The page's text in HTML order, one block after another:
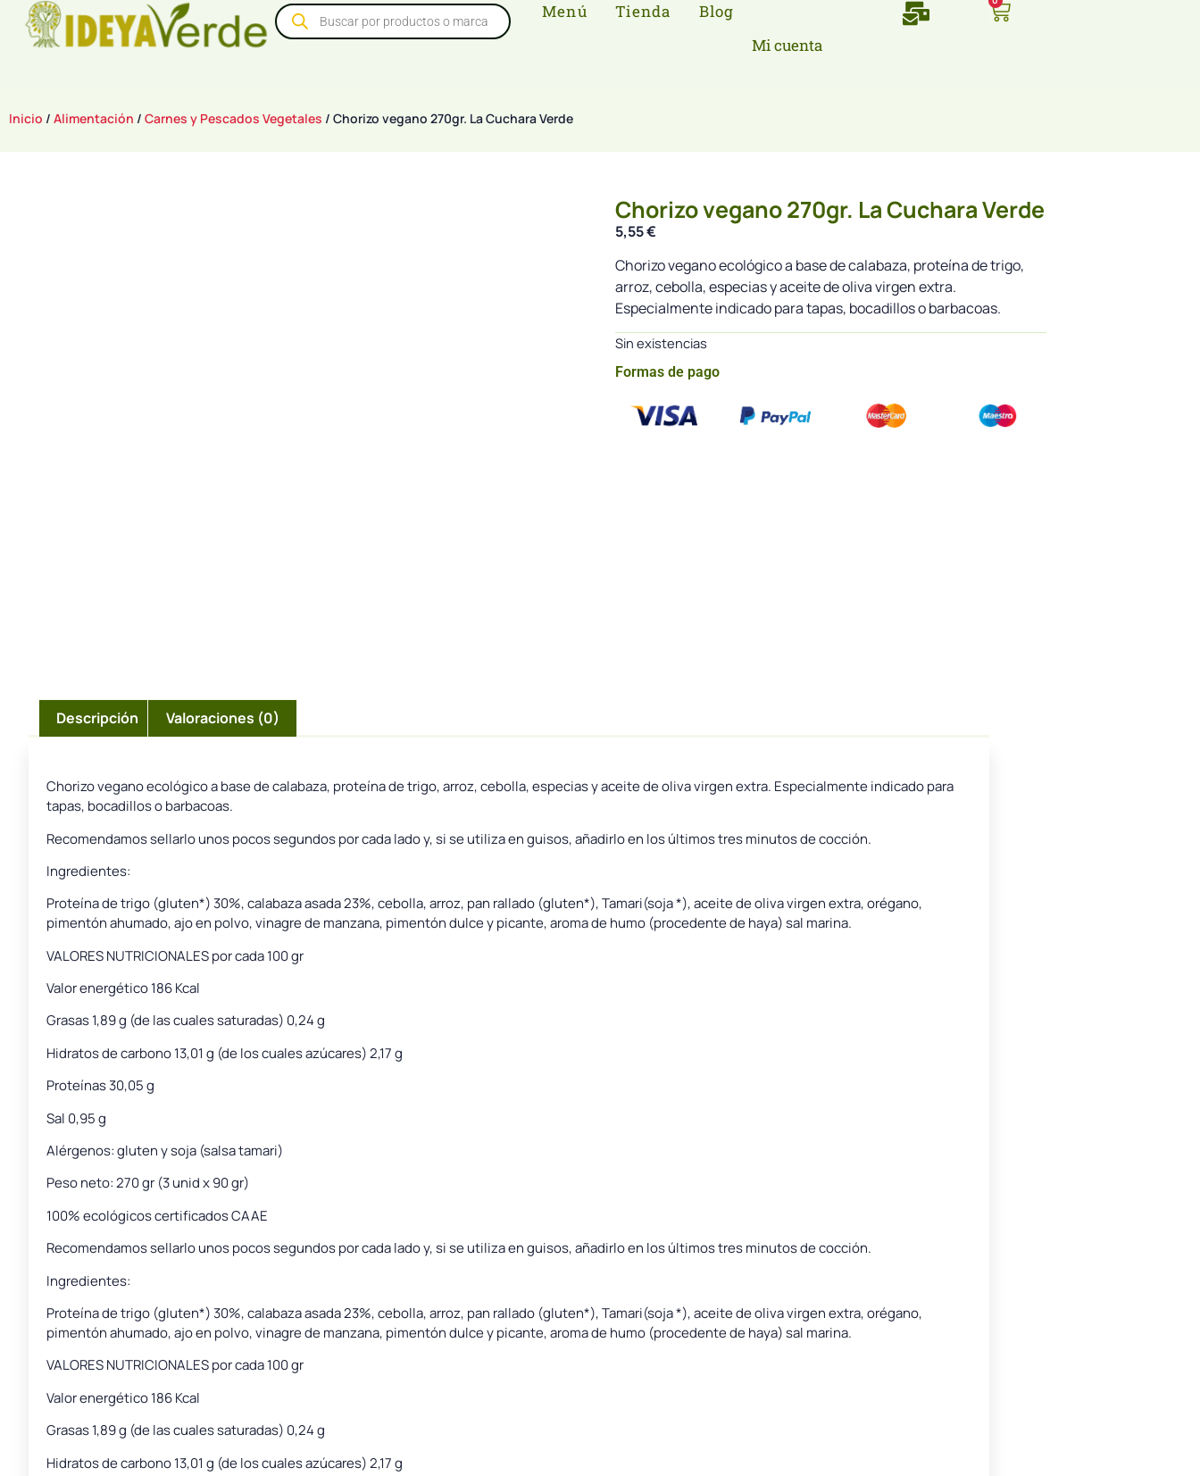
Menú Tienda
Blog
Mi cuenta
Inicio / Alimentación / Carnes y Pescados Vegetales / Chorizo vegano 270gr. La Cuchara Verde
Chorizo vegano 270gr. La Cuchara Verde
5,55€
Chorizo vegano ecológico a base de calabaza, proteína de trigo,
arroz, cebolla, especias y aceite de oliva virgen extra.
Especialmente indicado para tapas, bocadillos o barbacoas.
Sin existencias
Formas de pago
Descripción Valoraciones (0)
Chorizo vegano ecológico a base de calabaza, proteína de trigo, arroz, cebolla, especias y aceite de oliva virgen extra. Especialmente indicado para
tapas, bocadillos o barbacoas.
Recomendamos sellarlo unos pocos segundos por cada lado y, si se utiliza en guisos, añadirlo en los últimos tres minutos de cocción.
Ingredientes:
Proteína de trigo (gluten*) 30%, calabaza asada 23%, cebolla, arroz, pan rallado (gluten*), Tamari(soja *), aceite de oliva virgen extra, orégano,
pimentón ahumado, ajo en polvo, vinagre de manzana, pimentón dulce y picante, aroma de humo (procedente de haya) sal marina.
VALORES NUTRICIONALES por cada 100 gr
Valor energético 186 Kcal
Grasas 1,89 g (de las cuales saturadas) 0,24 g
Hidratos de carbono 13,01 g (de los cuales azúcares) 2,17 g
Proteínas 30,05 g
Sal 0,95 g
Alérgenos: gluten y soja (salsa tamari)
Peso neto: 270 gr (3 unid x 90 gr)
100% ecológicos certificados CAAE
Recomendamos sellarlo unos pocos segundos por cada lado y, si se utiliza en guisos, añadirlo en los últimos tres minutos de cocción.
Ingredientes:
Proteína de trigo (gluten*) 30%, calabaza asada 23%, cebolla, arroz, pan rallado (gluten*), Tamari(soja *), aceite de oliva virgen extra, orégano,
pimentón ahumado, ajo en polvo, vinagre de manzana, pimentón dulce y picante, aroma de humo (procedente de haya) sal marina.
VALORES NUTRICIONALES por cada 100 gr
Valor energético 186 Kcal
Grasas 1,89 g (de las cuales saturadas) 0,24 g
Hidratos de carbono 13,01 g (de los cuales azúcares) 2,17 g